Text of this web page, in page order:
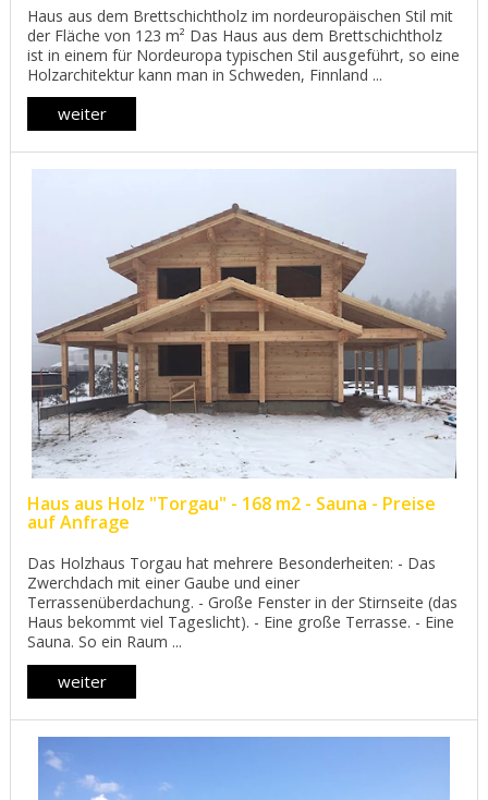
Haus aus dem Brettschichtholz im nordeuropäischen Stil mit
der Fläche von 123 m² Das Haus aus dem Brettschichtholz
ist in einem für Nordeuropa typischen Stil ausgeführt, so eine
Holzarchitektur kann man in Schweden, Finnland ...
weiter
Haus aus Holz "Torgau" - 168 m2 - Sauna - Preise
auf Anfrage
Das Holzhaus Torgau hat mehrere Besonderheiten: - Das
Zwerchdach mit einer Gaube und einer
Terrassenüberdachung. - Große Fenster in der Stirnseite (das
Haus bekommt viel Tageslicht). - Eine große Terrasse. - Eine
Sauna. So ein Raum ...
weiter